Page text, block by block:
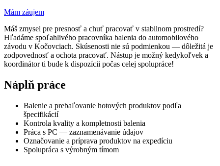
Mám záujem
Máš zmysel pre presnosť a chuť pracovať v stabilnom prostredí?
Hľadáme spoľahlivého pracovníka balenia do automobilového
závodu v Kočovciach. Skúsenosti nie sú podmienkou — dôležitá je
zodpovednosť a ochota pracovať. Nástup je možný kedykoľvek a
koordinátor ti bude k dispozícii počas celej spolupráce!
Náplň práce
Balenie a prebaľovanie hotových produktov podľa
špecifikácií
Kontrola kvality a kompletnosti balenia
Práca s PC — zaznamenávanie údajov
Označovanie a príprava produktov na expedíciu
Spolupráca s výrobným tímom